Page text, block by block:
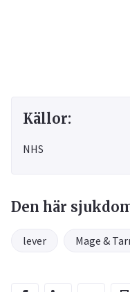
Källor:
NHS
Den här
lever Mage &